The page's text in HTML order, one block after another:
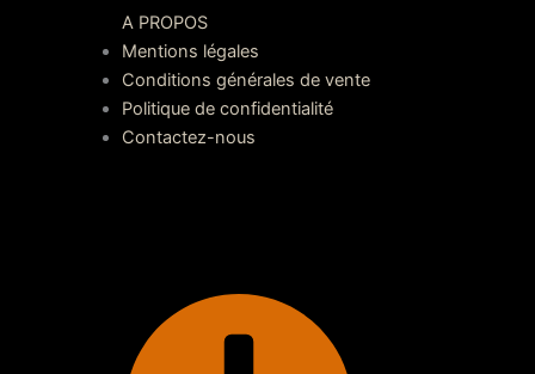
A PROPOS
Mentions légales
Conditions générales de vente
Politique de confidentialité
Contactez-nous